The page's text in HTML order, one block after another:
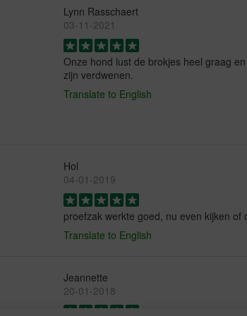
Lynn Rasschaert
03-11-2021
Onze hond lust de brokjes heel graag
zijn verdwenen.
Translate to English
Hol
04-01-2019
proefzak werkte goed, nu even kijken of
Translate to English
Jeannette
20-01-2018